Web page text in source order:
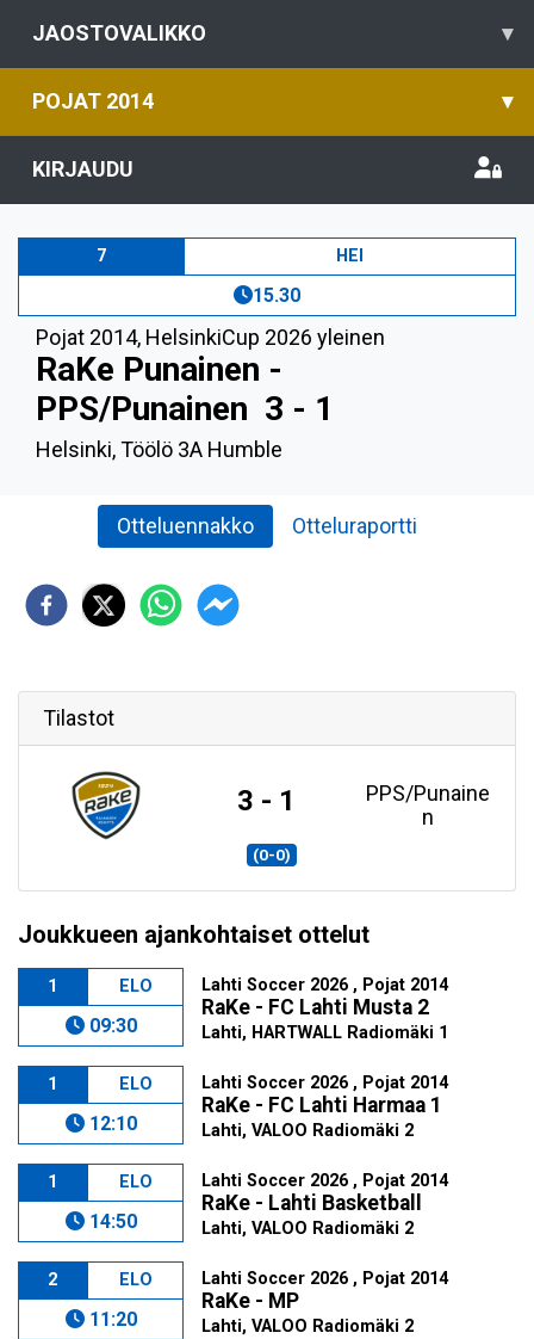
JAOSTOVALIKKO ▾
POJAT 2014 ▾
KIRJAUDU
7 HEI
15.30
Pojat 2014, HelsinkiCup 2026 yleinen
RaKe Punainen -
PPS/Punainen 3 - 1
Helsinki, Töölö 3A Humble
Otteluennakko Otteluraportti
Tilastot
3 - 1
PPS/Punaine
n
(0-0)
Joukkueen ajankohtaiset ottelut
1 ELO
09:30
Lahti Soccer 2026 , Pojat 2014
RaKe - FC Lahti Musta 2
Lahti, HARTWALL Radiomäki 1
1 ELO
12:10
Lahti Soccer 2026 , Pojat 2014
RaKe - FC Lahti Harmaa 1
Lahti, VALOO Radiomäki 2
1 ELO
14:50
Lahti Soccer 2026 , Pojat 2014
RaKe - Lahti Basketball
Lahti, VALOO Radiomäki 2
2 ELO
11:20
Lahti Soccer 2026 , Pojat 2014
RaKe - MP
Lahti, VALOO Radiomäki 2